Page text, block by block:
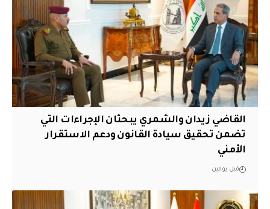
القاضي زيدان والشمري يبحثان الإجراءات التي
تضمن تحقيق سيادة القانون ودعم الاستقرار
الأمني
قبل يومين